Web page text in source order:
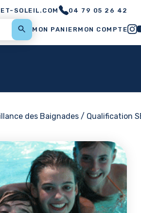
SOLEIL.COM 04 79 05 26 42
MON PANIERMON COMPTE
des Baignades / Qualification